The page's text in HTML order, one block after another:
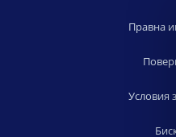
Правна
Условия